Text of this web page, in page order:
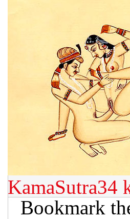
KamaSutra34
Bookmark